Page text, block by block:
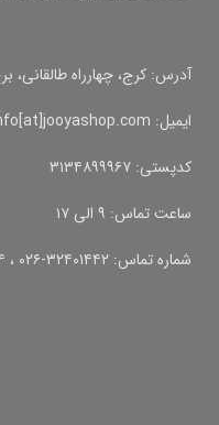
آدرس: کرج، چهارراه طالقانی، برج
ایمیل: info[at]jooyashop.com
کدپستی: ۳۱۳۴۸۹۹۹۶۷
ساعت تماس: ۹ الی ۱۷
شماره تماس: ۳۲۴۰۱۴۴۲-۰۲۶ ، ۳۲۴۰۱۴۵۴-۰۲۶